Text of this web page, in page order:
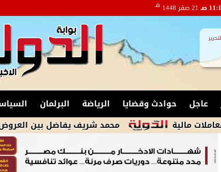
صـ 21 صفر 1448 هـ
عاجل حوادث وقضايا الرياضة البرلمان
محمد شريف يفاضل بين العروض المحلية